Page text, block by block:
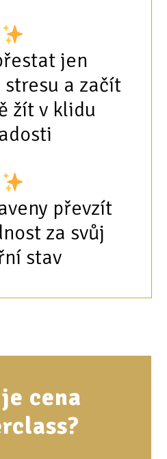
jen
a začít
žít v klidu
převzít
za svůj
stav
cena